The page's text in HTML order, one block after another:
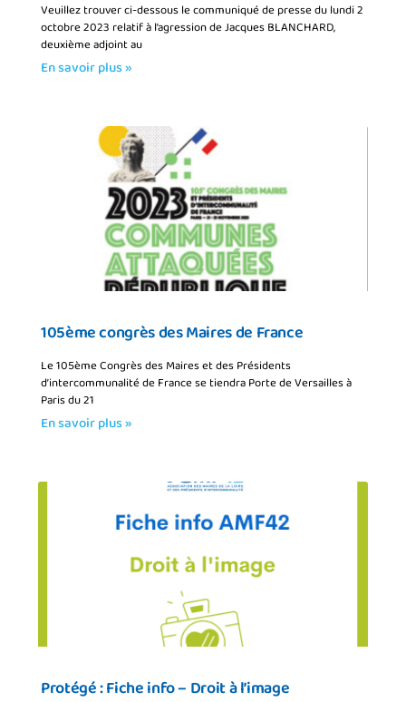
Veuillez trouver ci-dessous le communiqué de presse du lundi 2
octobre 2023 relatif à l’agression de Jacques BLANCHARD,
deuxième adjoint au
En savoir plus »
105ème congrès des Maires de France
Le 105ème Congrès des Maires et des Présidents
d’intercommunalité de France se tiendra Porte de Versailles à
Paris du 21
En savoir plus »
Protégé : Fiche info – Droit à l’image